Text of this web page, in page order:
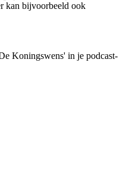
kan bijvoorbeeld ook
Koningswens' in je podcast-